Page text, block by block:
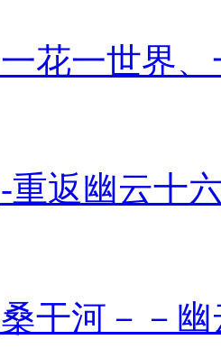
一花一世界
重返幽云十
干河－－